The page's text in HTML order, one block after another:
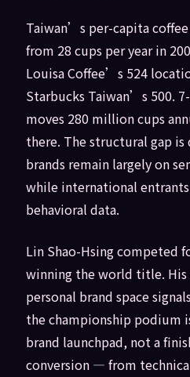
Taiwan’s per-capita
from 28 cups per year in
Louisa Coffee’s 524
Starbucks Taiwan’s 500.
moves 280 million cups
there. The structural gap
brands remain largely on
while international
behavioral data.
Lin Shao-Hsing competed
winning the world title. His
personal brand space
the championship podium
brand launchpad, not a
conversion — from